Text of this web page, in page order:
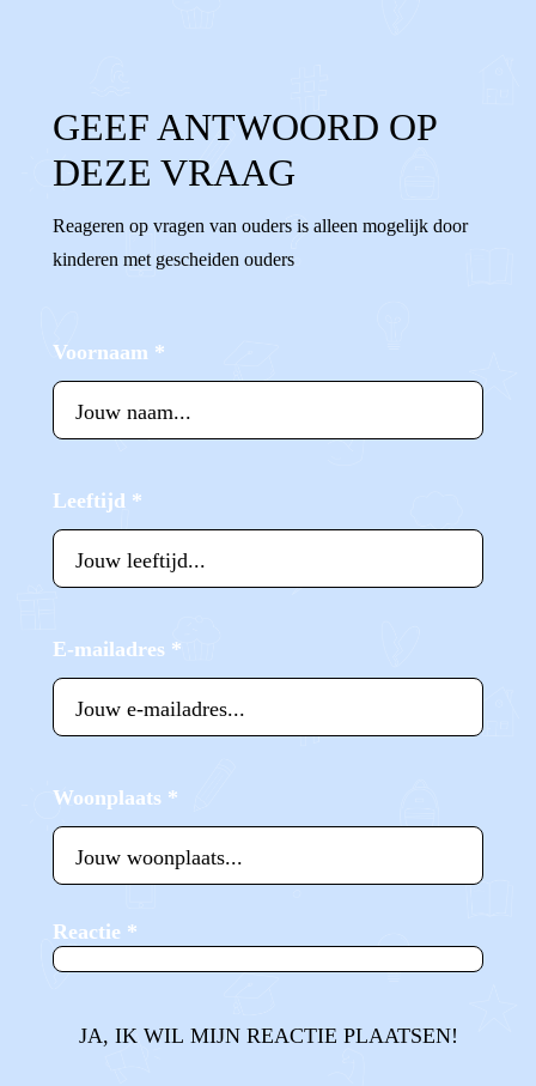
GEEF ANTWOORD OP
DEZE VRAAG
Reageren op vragen van ouders is alleen mogelijk door
kinderen met gescheiden ouders
Voornaam *
Leeftijd *
E-mailadres *
Woonplaats *
Reactie *
JA, IK WIL MIJN REACTIE PLAATSEN!